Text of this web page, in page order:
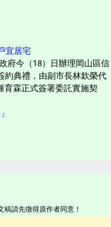
宜居宅
府今（18）日辦理岡山區信
約典禮，由副市長林欽榮代
育霖正式簽署委託實施契
請先徵得原作者同意！